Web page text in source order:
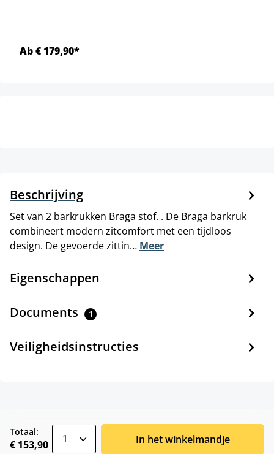
Ab € 179,90*
Beschrijving
Set van 2 barkrukken Braga stof. . De Braga barkruk
combineert modern zitcomfort met een tijdloos
design. De gevoerde zittin… Meer
Eigenschappen
Documents 1
Veiligheidsinstructies
Totaal:
€ 153,90 In het winkelmandje